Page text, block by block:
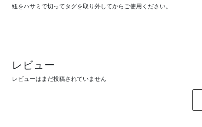
紐をハサミで切ってタグを取り外してからご使用ください。
レビュー
レビューはまだ投稿されていません